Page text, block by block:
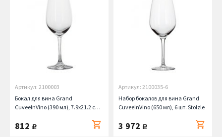
Артикул: 2100003
Бокал для вина Grand
CuveeInVino (390 мл), 7.9х21.2 см
812 руб.
Артикул: 2100035-6
Набор бокалов для вина Grand
CuveeInVino (650 мл), 6 шт. Stolzle
3 972 руб.